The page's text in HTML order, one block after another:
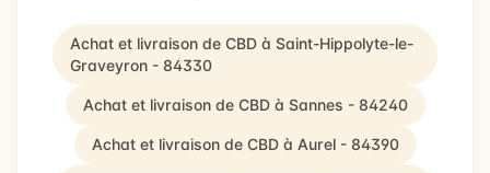
Achat et livraison de CBD à Saint-Hippolyte-le-
Graveyron - 84330
Achat et livraison de CBD à Sannes - 84240
Achat et livraison de CBD à Aurel - 84390